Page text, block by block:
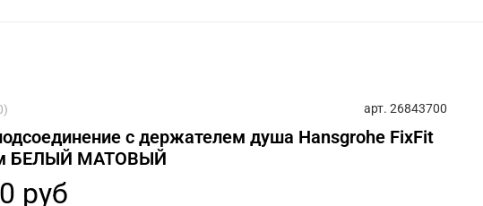
арт. 26843700
с держателем душа Hansgrohe FixFit
БЕЛЫЙ МАТОВЫЙ
руб